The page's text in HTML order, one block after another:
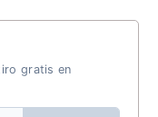
gratis en